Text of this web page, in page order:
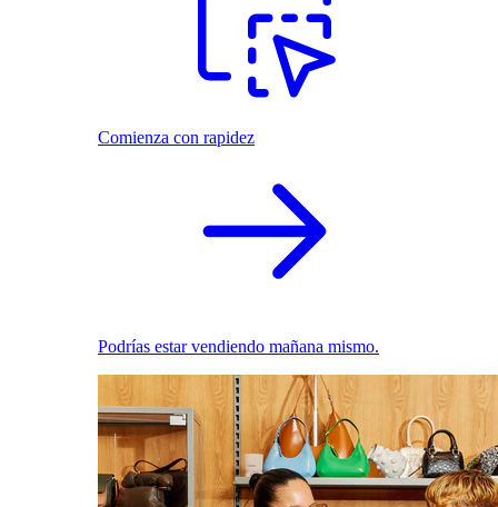
Comienza con rapidez
Podrías estar vendiendo mañana mismo.